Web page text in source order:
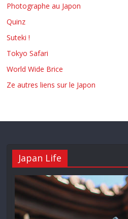
Photographe au Japon
Quinz
Suteki !
Tokyo Safari
World Wide Brice
Ze autres liens sur le Japon
Japan Life